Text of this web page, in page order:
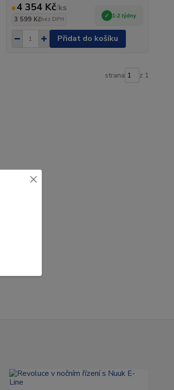
4 354 Kč/ks
3 599 Kčbez DPH
1-2 týdny
Přidat do košíku
strana z 1